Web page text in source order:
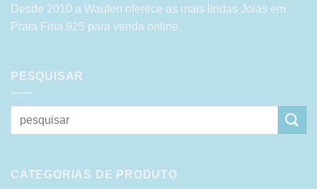
Desde 2010 a Waufen oferece as mais lindas Joias em
Prata Fina 925 para venda online.
PESQUISAR
Pesquisar
por:
CATEGORIAS DE PRODUTO